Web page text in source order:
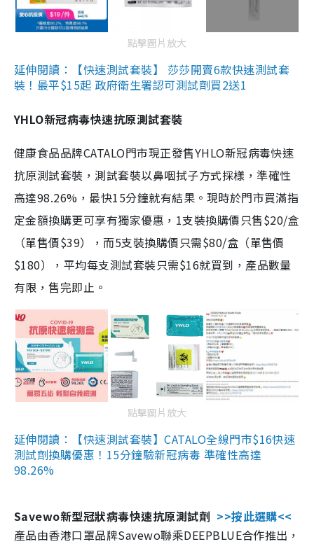
點擊圖片放大
延伸閱讀：【快速測試套裝】 莎莎開賣6款快速測試套
裝！最平$15起 政府衛生署認可測試劑買2送1
YHLO新冠病毒快速抗原測試套裝
健康食品品牌CATALO門市現正發售YHLO新冠病毒快速
抗原測試套裝，測試套裝以鼻咽拭子方式採樣，準確性
高達98.26%，最快15分鐘就有結果。現時於門市買滿指
定金額換購更可享有獨家優惠，1支裝換購價只售$20/盒
（單售價$39），而5支裝換購價只需$80/盒（單售價
$180），平均每支測試套裝只需$16就買到，產品數量
有限，售完即止。
點擊圖片放大
延伸閱讀：【快速測試套裝】CATALO全線門市$16快速
測試劑換購優惠！15分鐘驗新冠病毒 準確性高達
98.26%
Savewo新型冠狀病毒快速抗原測試劑 >>按此選購<<
產品由香港口罩品牌Savewo聯乘DEEPBLUE合作推出，